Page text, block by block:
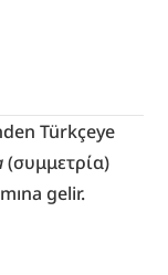
Türkçeye
(συμμετρία)
gelir.